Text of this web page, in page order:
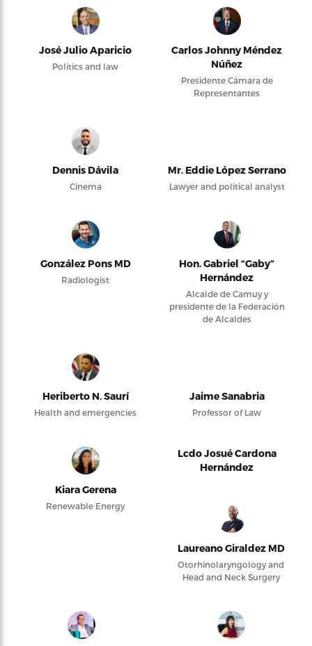
José Julio Aparicio
Politics and law
Carlos Johnny Méndez
Núñez
Presidente Cámara de
Representantes
Dennis Dávila
Cinema
Mr. Eddie López Serrano
Lawyer and political analyst
González Pons MD
Radiologist
Hon. Gabriel “Gaby”
Hernández
Alcalde de Camuy y
presidente de la Federación
de Alcaldes
Heriberto N. Saurí
Health and emergencies
Jaime Sanabria
Professor of Law
Kiara Gerena
Renewable Energy
Lcdo Josué Cardona
Hernández
Laureano Giraldez MD
Otorhinolaryngology and
Head and Neck Surgery